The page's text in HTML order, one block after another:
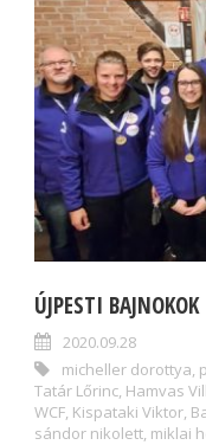
ÚJPESTI BAJNOKOK
2020.09.28
micheller dorottya,
Tatár Lőrinc, Hamvas
WCF, Kispataki Viktor,
sándor nikolett, miklai